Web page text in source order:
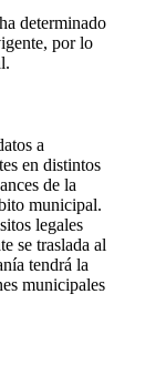
determinado
por lo
a
en distintos
de la
municipal.
legales
se traslada al
tendrá la
municipales